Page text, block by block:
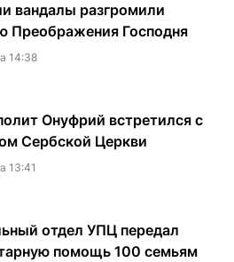
вандалы разгромили
Преображения Господня
14:38
Онуфрий встретился с
Сербской Церкви
13:41
отдел УПЦ передал
помощь 100 семьям